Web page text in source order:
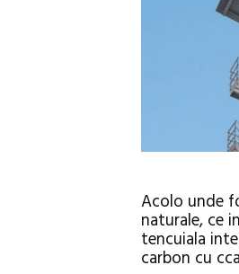
Acolo unde
naturale, ce
tencuiala
carbon cu